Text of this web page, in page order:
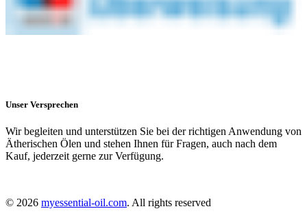
Unser Versprechen
Wir begleiten und unterstützen Sie bei der richtigen Anwendung von
Ätherischen Ölen und stehen Ihnen für Fragen, auch nach dem
Kauf, jederzeit gerne zur Verfügung.
© 2026 myessential-oil.com. All rights reserved